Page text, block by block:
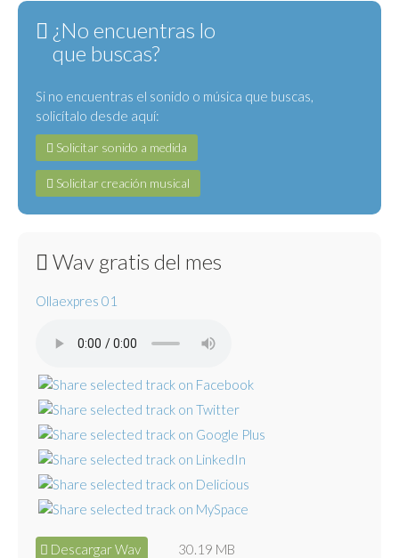
¿No encuentras lo
que buscas?
Si no encuentras el sonido o música que buscas,
solicítalo desde aquí:
Solicitar sonido a medida
Solicitar creación musical
Wav gratis del mes
Ollaexpres 01
Descargar Wav 30.19 MB